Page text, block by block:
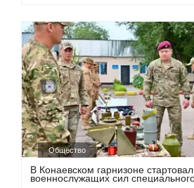
Общество
В Конаевском гарнизоне
военнослужащих сил